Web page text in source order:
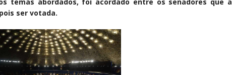
ser votada.